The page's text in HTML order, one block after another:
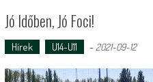
Jó Időben, Jó Foci!
Hírek U14-U11 - 2021-09-12